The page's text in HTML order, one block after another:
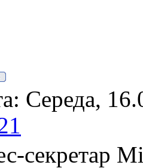
Середа,
секретар